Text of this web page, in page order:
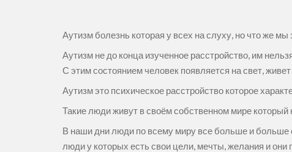
Аутизм болезнь которая у всех на слуху, но что же мы
Аутизм не до конца изученное расстройство, им
С этим состоянием человек появляется на свет,
Аутизм это психическое расстройство которое
Такие люди живут в своём собственном мире который
В наши дни люди по всему миру все больше и больше
люди у которых есть свои цели, мечты, желания и